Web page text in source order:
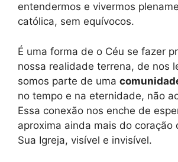
entendermos e vivermos
católica, sem equívocos.
É uma forma de o Céu se fazer
nossa realidade terrena, de nos
somos parte de uma
no tempo e na eternidade, não
Essa conexão nos enche de
aproxima ainda mais do coração
Sua Igreja, visível e invisível.